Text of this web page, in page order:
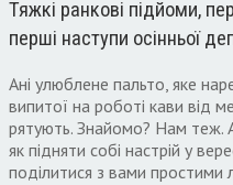
Тяжкі ранкові підйоми,
перші наступи осінньої
Ані улюблене пальто, яке
випитої на роботі кави від
рятують. Знайомо? Нам теж.
як підняти собі настрій у
поділитися з вами простими